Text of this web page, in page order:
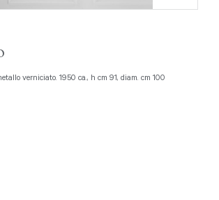
verniciato. 1950 ca., h cm 91, diam. cm 100